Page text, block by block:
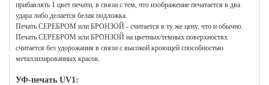
прибавлять 1 цвет печати, в связи с тем, что изображение печатается в два
удара либо делается белая подложка.
Печать СЕРЕБРОМ или БРОНЗОЙ - считается в ту же цену, что и обычно.
Печать СЕРЕБРОМ или БРОНЗОЙ на цветных/темных поверхностях
считается без удорожания в связи с высокой кроющей способностью
металлизированных красок.
УФ-печать UV1: